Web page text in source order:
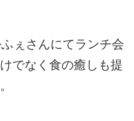
ぇさんにてランチ会
でなく食の癒しも提